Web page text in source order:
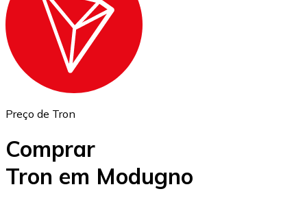
Ethereum
ETH
Preço de Tron
Comprar
Tron em Modugno